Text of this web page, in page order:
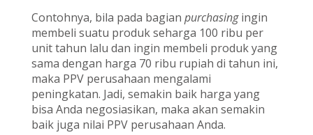
Contohnya, bila pada bagian purchasingingin
membeli suatu produk seharga 100 ribu per
unit tahun lalu dan ingin membeli produk yang
sama dengan harga 70 ribu rupiah di tahun ini,
maka PPV perusahaan mengalami
peningkatan. Jadi, semakin baik harga yang
bisa Anda negosiasikan, maka akan semakin
baik juga nilai PPV perusahaan Anda.